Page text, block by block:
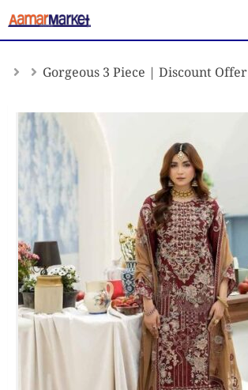
Skip
to
Gorgeous 3 Piece | Discount Offer